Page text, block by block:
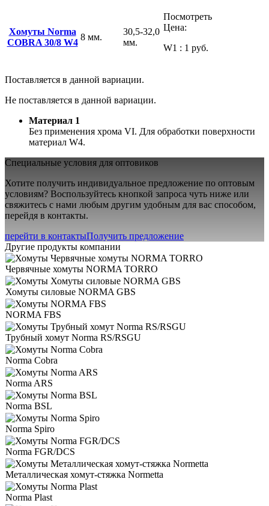
Хомуты Norma
COBRA 30/8 W4
8 мм.
30,5-32,0
мм.
Посмотреть
Цена:
W1 : 1 руб.
Поставляется в данной вариации.
Не поставляется в данной вариации.
Материал 1
Без применения хрома VI. Для обработки поверхности
материал W4.
Специальные условия для оптовиков
Хотите получить индивидуальное предложение по оптовым
условиям? Воспользуйтесь кнопкой запроса чуть ниже или
свяжитесь с нами любым другим удобным для вас способом,
перейдя в контакты.
перейти в контактыПолучить предложение
Другие продукты компании
Червячные хомуты NORMA TORRO
Хомуты силовые NORMA GBS
NORMA FBS
Трубный хомут Norma RS/RSGU
Norma Cobra
Norma ARS
Norma BSL
Norma Spiro
Norma FGR/DCS
Металлическая хомут-стяжка Normetta
Norma Plast